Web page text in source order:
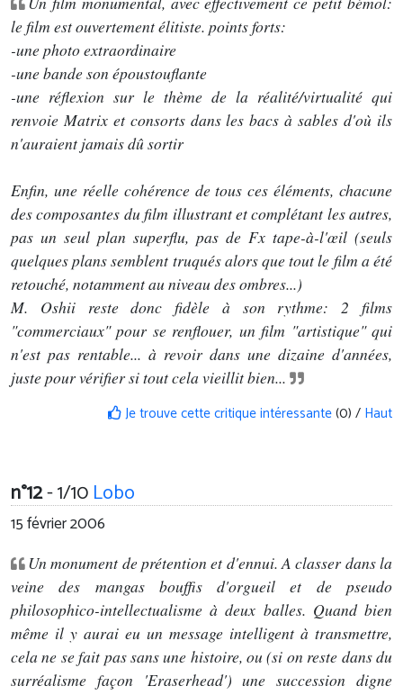
le film est ouvertement élitiste. points forts:
-une photo extraordinaire
-une bande son époustouflante
-une réflexion sur le thème de la réalité/virtualité qui
renvoie Matrix et consorts dans les bacs à sables d'où ils
n'auraient jamais dû sortir
Enfin, une réelle cohérence de tous ces éléments, chacune
des composantes du film illustrant et complétant les autres,
pas un seul plan superflu, pas de Fx tape-à-l'œil (seuls
quelques plans semblent truqués alors que tout le film a été
retouché, notamment au niveau des ombres...)
M. Oshii reste donc fidèle à son rythme: 2 films
"commerciaux" pour se renflouer, un film "artistique" qui
n'est pas rentable... à revoir dans une dizaine d'années,
juste pour vérifier si tout cela vieillit bien...
Je trouve cette critique intéressante(0) / Haut
n°12- 1/10Lobo
15 février 2006
Un monument de prétention et d'ennui. A classer dans la
veine des mangas bouffis d'orgueil et de pseudo
philosophico-intellectualisme à deux balles. Quand bien
même il y aurai eu un message intelligent à transmettre,
cela ne se fait pas sans une histoire, ou (si on reste dans du
surréalisme façon 'Eraserhead') une succession digne